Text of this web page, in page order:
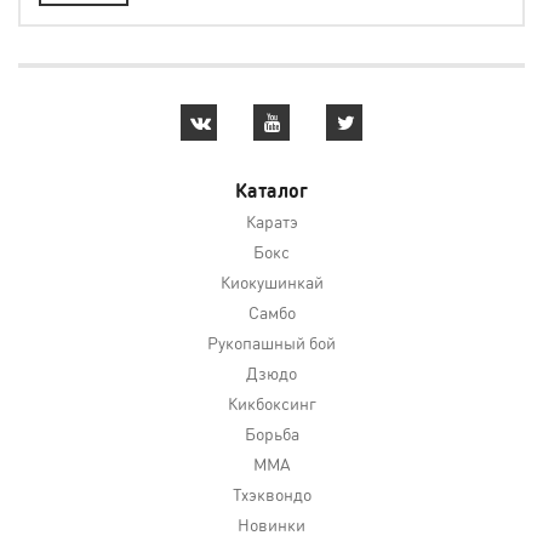
Каталог
Каратэ
Бокс
Киокушинкай
Самбо
Рукопашный бой
Дзюдо
Кикбоксинг
Борьба
MMA
Тхэквондо
Новинки